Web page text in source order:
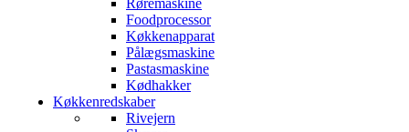
Røremaskine
Foodprocessor
Køkkenapparat
Pålægsmaskine
Pastasmaskine
Kødhakker
Køkkenredskaber
Rivejern